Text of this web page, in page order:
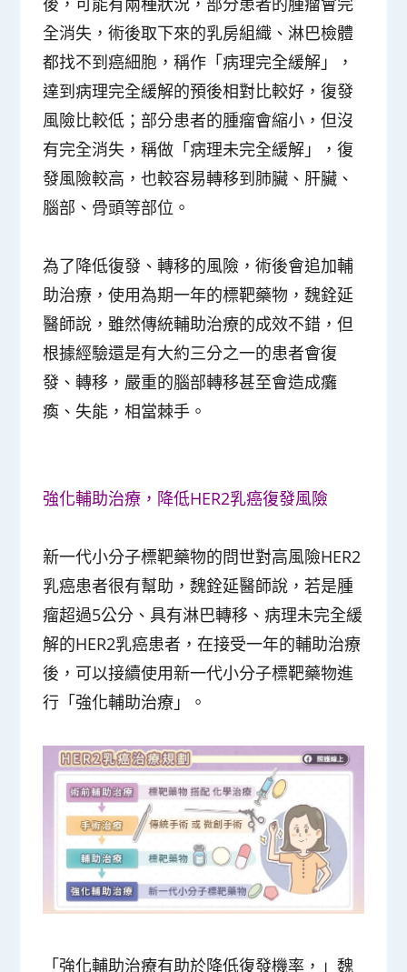
全消失，術後取下來的乳房組織、淋巴檢體
都找不到癌細胞，稱作「病理完全緩解」，
達到病理完全緩解的預後相對比較好，復發
風險比較低；部分患者的腫瘤會縮小，但沒
有完全消失，稱做「病理未完全緩解」，復
發風險較高，也較容易轉移到肺臟、肝臟、
腦部、骨頭等部位。
為了降低復發、轉移的風險，術後會追加輔
助治療，使用為期一年的標靶藥物，魏銓延
醫師說，雖然傳統輔助治療的成效不錯，但
根據經驗還是有大約三分之一的患者會復
發、轉移，嚴重的腦部轉移甚至會造成癱
瘓、失能，相當棘手。
強化輔助治療，降低HER2乳癌復發風險
新一代小分子標靶藥物的問世對高風險HER2
乳癌患者很有幫助，魏銓延醫師說，若是腫
瘤超過5公分、具有淋巴轉移、病理未完全緩
解的HER2乳癌患者，在接受一年的輔助治療
後，可以接續使用新一代小分子標靶藥物進
行「強化輔助治療」。
「強化輔助治療有助於降低復發機率，」魏